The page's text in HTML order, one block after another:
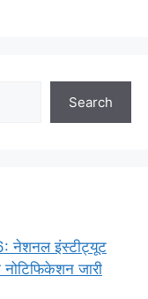
Search
नेशनल इंस्टीट्यूट
जारी